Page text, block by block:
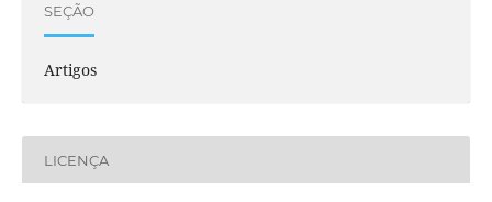
SEÇÃO
Artigos
LICENÇA